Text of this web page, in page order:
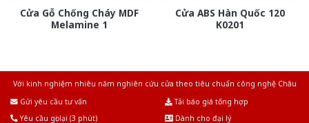
Cửa Gỗ Chống Cháy MDF
Melamine 1
Cửa ABS Hàn Quốc 120
K0201
Với kinh nghiệm nhiêu năm nghiên cứu cửa theo tiêu chuẩn công nghệ Châu
Gửi yêu cầu tư vấn
Tải báo giá tổng hợp
Yêu cầu gọi lại (3 phút)
Dành cho đại lý